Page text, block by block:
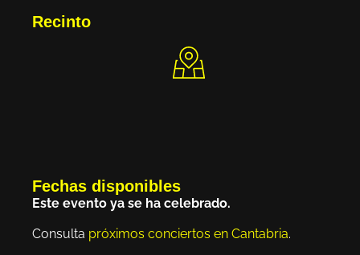
Recinto
Fechas disponibles
Este evento ya se ha celebrado.
Consulta próximos conciertos en Cantabria.